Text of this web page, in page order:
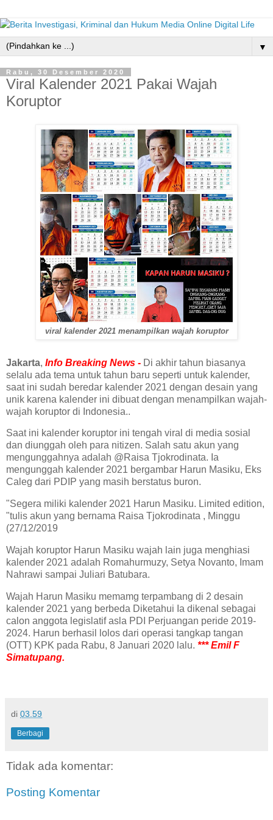
▼
Rabu, 30 Desember 2020
Viral Kalender 2021 Pakai Wajah
Koruptor
viral kalender 2021 menampilkan wajah koruptor
Jakarta, Info Breaking News - Di akhir tahun biasanya
selalu ada tema untuk tahun baru seperti untuk kalender,
saat ini sudah beredar kalender 2021 dengan desain yang
unik karena kalender ini dibuat dengan menampilkan wajah-
wajah koruptor di Indonesia..
Saat ini kalender koruptor ini tengah viral di media sosial
dan diunggah oleh para nitizen. Salah satu akun yang
mengunggahnya adalah @Raisa Tjokrodinata. Ia
mengunggah kalender 2021 bergambar Harun Masiku, Eks
Caleg dari PDIP yang masih berstatus buron.
"Segera miliki kalender 2021 Harun Masiku. Limited edition,
"tulis akun yang bernama Raisa Tjokrodinata , Minggu
(27/12/2019
Wajah koruptor Harun Masiku wajah lain juga menghiasi
kalender 2021 adalah Romahurmuzy, Setya Novanto, Imam
Nahrawi sampai Juliari Batubara.
Wajah Harun Masiku memamg terpambang di 2 desain
kalender 2021 yang berbeda Diketahui Ia dikenal sebagai
calon anggota legislatif asla PDI Perjuangan peride 2019-
2024. Harun berhasil lolos dari operasi tangkap tangan
(OTT) KPK pada Rabu, 8 Januari 2020 lalu. *** Emil F
Simatupang.
di 03.59
Berbagi
Tidak ada komentar:
Posting Komentar